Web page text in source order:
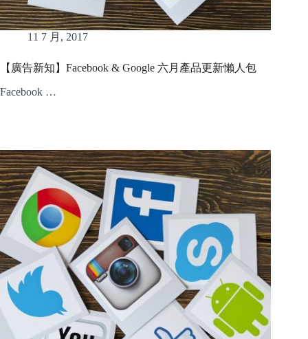
11 7 月, 2017
【廣告新知】Facebook & Google 六月產品更新懶人包
Facebook …